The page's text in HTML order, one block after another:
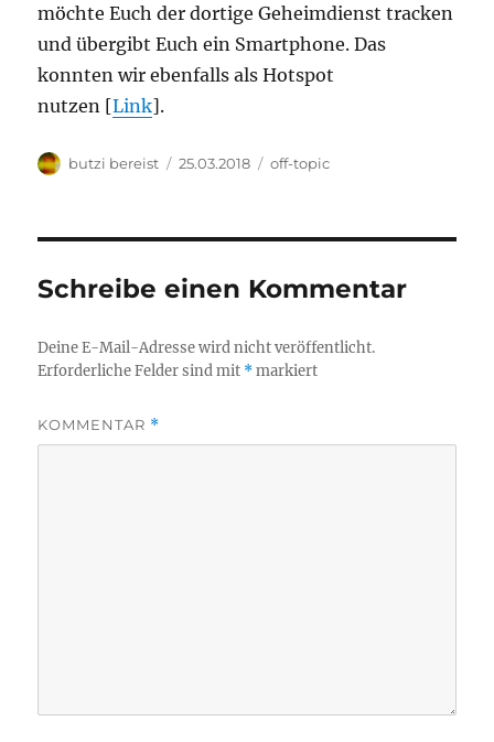
möchte Euch der dortige Geheimdienst tracken
und übergibt Euch ein Smartphone. Das
konnten wir ebenfalls als Hotspot
nutzen [Link].
Autor
butzi bereist
Veröffentlicht
25.03.2018 Kategorien
off-topic
Schreibe einen Kommentar
Deine E-Mail-Adresse wird nicht veröffentlicht.
Erforderliche Felder sind mit *markiert
KOMMENTAR *